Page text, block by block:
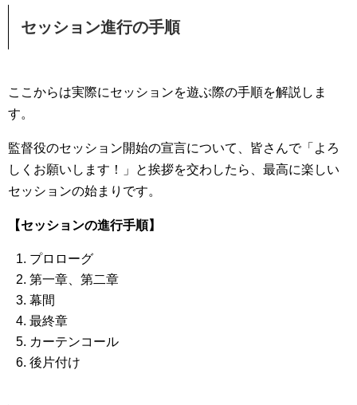
セッション進行の手順
ここからは実際にセッションを遊ぶ際の手順を解説しま
す。
監督役のセッション開始の宣言について、皆さんで「よろ
しくお願いします！」と挨拶を交わしたら、最高に楽しい
セッションの始まりです。
【セッションの進行手順】
プロローグ
第一章、第二章
幕間
最終章
カーテンコール
後片付け